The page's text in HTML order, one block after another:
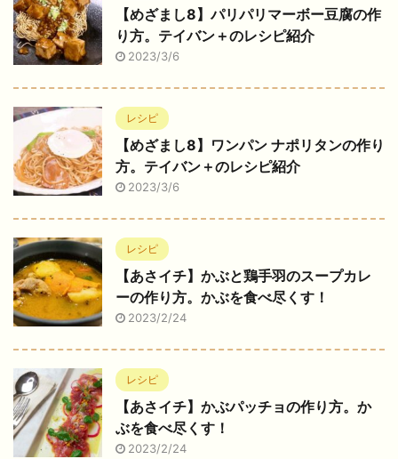
【めざまし8】パリパリマーボー豆腐の作
り方。テイバン＋のレシピ紹介
2023/3/6
レシピ
【めざまし8】ワンパン ナポリタンの作り
方。テイバン＋のレシピ紹介
2023/3/6
レシピ
【あさイチ】かぶと鶏手羽のスープカレ
ーの作り方。かぶを食べ尽くす！
2023/2/24
レシピ
【あさイチ】かぶパッチョの作り方。か
ぶを食べ尽くす！
2023/2/24